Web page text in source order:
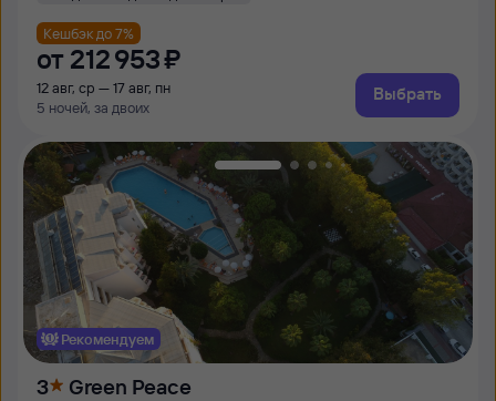
Кешбэк до 7%
от 212 ⁠953 ⁠₽
12 авг, ср — 17 авг, пн
5 ночей, за двоих
Выбрать
Рекомендуем
3 Green Peace